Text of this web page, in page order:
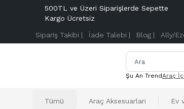
500TL ve Üzeri Siparişlerde Sepette
Kargo Ücretsiz
Sipariş Takibi | İade Talebi | Blog | Ally/
Şu An TrendAraç
Tümü Araç Aksesuarları Ev